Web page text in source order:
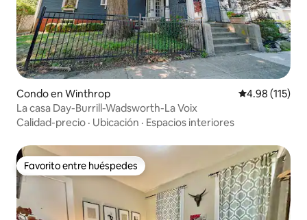
Condo en Winthrop Calificación
4.98 (115)
La casa Day-Burrill-Wadsworth-La Voix
Calidad-precio · Ubicación · Espacios interiores
Favorito entre huéspedes
Favorito entre huéspedes